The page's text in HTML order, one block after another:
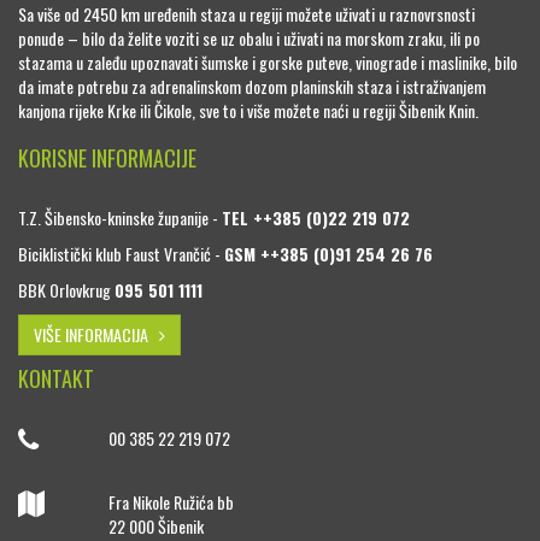
Sa više od 2450 km uređenih staza u regiji možete uživati u raznovrsnosti
ponude – bilo da želite voziti se uz obalu i uživati na morskom zraku, ili po
stazama u zaleđu upoznavati šumske i gorske puteve, vinograde i maslinike, bilo
da imate potrebu za adrenalinskom dozom planinskih staza i istraživanjem
kanjona rijeke Krke ili Čikole, sve to i više možete naći u regiji Šibenik Knin.
KORISNE INFORMACIJE
T.Z. Šibensko-kninske županije - TEL ++385 (0)22 219 072
Biciklistički klub Faust Vrančić - GSM ++385 (0)91 254 26 76
BBK Orlovkrug095 501 1111
VIŠE INFORMACIJA
KONTAKT
00 385 22 219 072
Fra Nikole Ružića bb
22 000 Šibenik